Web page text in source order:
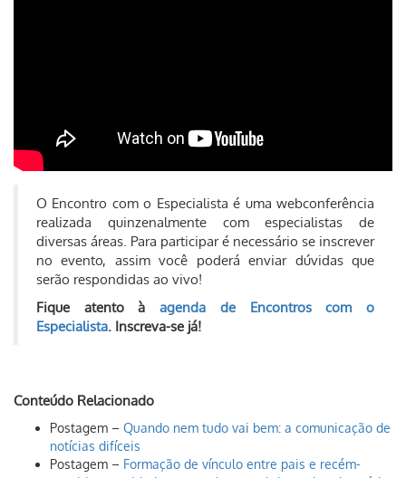
O Encontro com o Especialista é uma webconferência
realizada quinzenalmente com especialistas de
diversas áreas. Para participar é necessário se inscrever
no evento, assim você poderá enviar dúvidas que
serão respondidas ao vivo!
Fique atento àagenda de Encontros com o
Especialista. Inscreva-se já!
Conteúdo Relacionado
Postagem – Quando nem tudo vai bem: a comunicação de
notícias difíceis
Postagem – Formação de vínculo entre pais e recém-